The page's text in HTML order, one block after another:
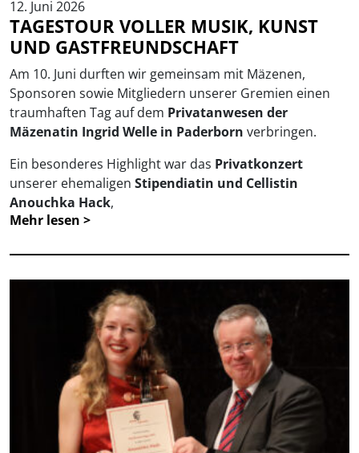
12. Juni 2026
TAGESTOUR VOLLER MUSIK, KUNST
UND GASTFREUNDSCHAFT
Am 10. Juni durften wir gemeinsam mit Mäzenen,
Sponsoren sowie Mitgliedern unserer Gremien einen
traumhaften Tag auf dem Privatanwesen der
Mäzenatin Ingrid Welle in Paderborn verbringen.
Ein besonderes Highlight war das Privatkonzert
unserer ehemaligen Stipendiatin und Cellistin
Anouchka Hack,
Mehr lesen >